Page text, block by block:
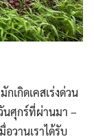
เกิดเคสเร่งด่วน
นศุกร์ที่ผ่านมา –
วานเราได้รับ